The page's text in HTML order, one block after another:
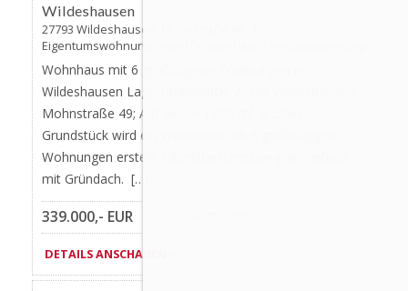
Wildeshausen
27793 Wildeshausen, Mohnstraße 49, |
Eigentumswohnung - Mehrfamilienhaus - Neubauwohnung
Wohnhaus mit 6 großzügigen Wohnungen in
Wildeshausen Lage/Grundstück: 27793 Wildeshausen,
Mohnstraße 49; Auf einem 1.020 m² großen
Grundstück wird ein Wohnhaus mit 6 großzügigen
Wohnungen erstellt. Objektbeschreibung: Wohnhaus
mit Gründach. […]
339.000,- EUR
DETAILS ANSCHAUEN »